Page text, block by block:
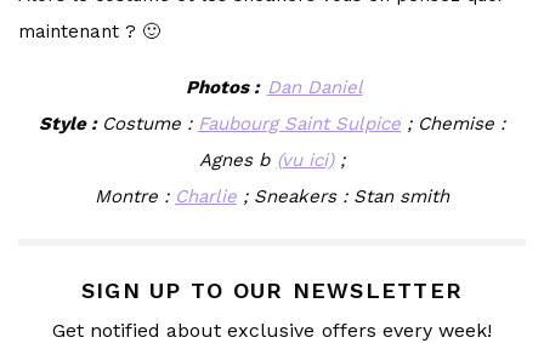
maintenant ? 🙂
Photos : Dan Daniel
Style : Costume : Faubourg Saint Sulpice ; Chemise :
Agnes b (vu ici);
Montre : Charlie; Sneakers : Stan smith
SIGN UP TO OUR NEWSLETTER
Get notified about exclusive offers every week!